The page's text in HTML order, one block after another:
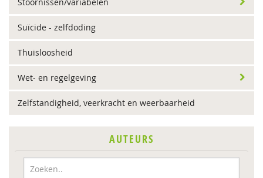
Suïcide - zelfdoding
Thuisloosheid
Wet- en regelgeving
Zelfstandigheid, veerkracht en weerbaarheid
AUTEURS